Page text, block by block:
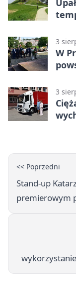
3
W
3
<< Poprzedni
Stand-up
premierowym